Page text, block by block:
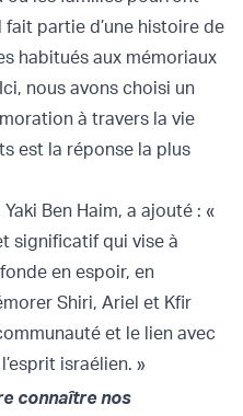
partie d’une histoire de
habitués aux mémoriaux
nous avons choisi un
à travers la vie
est la réponse la plus
Ben Haim, a ajouté : «
significatif qui vise à
en espoir, en
Shiri, Ariel et Kfir
et le lien avec
israélien. »
connaître nos